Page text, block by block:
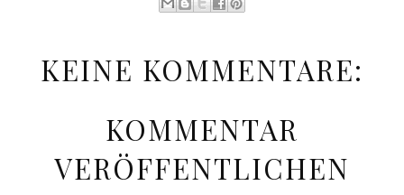
KEINE KOMMENTARE:
KOMMENTAR
VERÖFFENTLICHEN